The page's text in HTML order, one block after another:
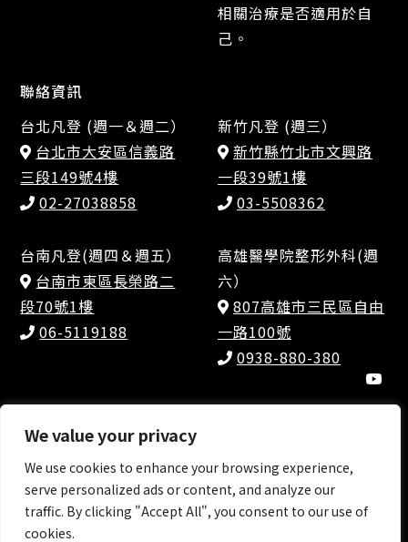
We value your privacy
We use cookies to enhance your browsing experience,
serve personalized ads or content, and analyze our
traffic. By clicking "Accept All", you consent to our use of
cookies.
相關治療是否適用於自
己。
聯絡資訊
台北凡登 (週一＆週二）
台北市大安區信義路
三段149號4樓
02-27038858
新竹凡登 (週三）
新竹縣竹北市文興路
一段39號1樓
03-5508362
台南凡登(週四＆週五）
台南市東區長榮路二
段70號1樓
06-5119188
高雄醫學院整形外科(週
六）
807高雄市三民區自由
一路100號
0938-880-380
©Copyright 2026 by dr.jimmy All Rights
Reserved. |Design by Gathering Design 網頁設
計